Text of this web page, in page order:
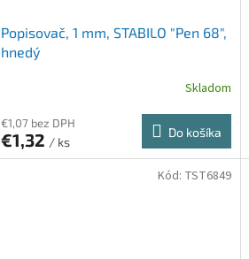
Popisovač, 1 mm, STABILO "Pen 68",
hnedý
Skladom
€1,07 bez DPH
€1,32 / ks
Do košíka
Kód: TST6849